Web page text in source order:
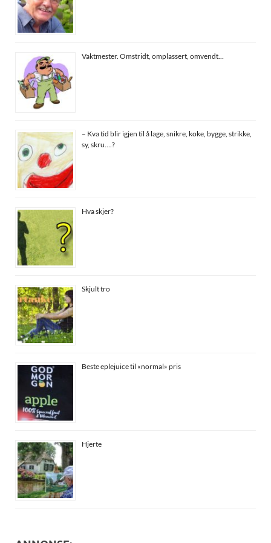
Vaktmester. Omstridt, omplassert, omvendt…
– Kva tid blir igjen til å lage, snikre, koke, bygge, strikke,
sy, skru….?
Hva skjer?
Skjult tro
Beste eplejuice til «normal» pris
Hjerte